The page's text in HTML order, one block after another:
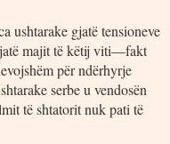
ushtarake gjatë tensioneve
majit të këtij viti―fakt
për ndërhyrje
serbe u vendosën
të shtatorit nuk pati të